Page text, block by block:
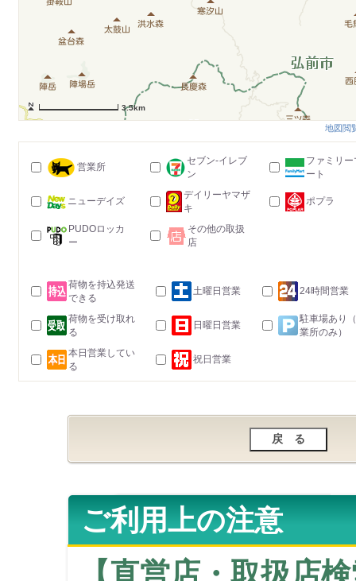
3.5km
地図閲
営業所
セブン-イレブ
ン
ファミリー
ート
ニューデイズ
デイリーヤマザ
キ
ポプラ
PUDOロッカ
ー
その他の取扱
店
荷物を持込発送
できる
土曜日営業 24時間営業
荷物を受け取れ
る
日曜日営業
駐車場あり
業所のみ）
本日営業してい
る
祝日営業
ご利用上の注意
【直営店・取扱店